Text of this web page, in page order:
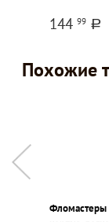
144 99 a
Похожие
Фломастеры